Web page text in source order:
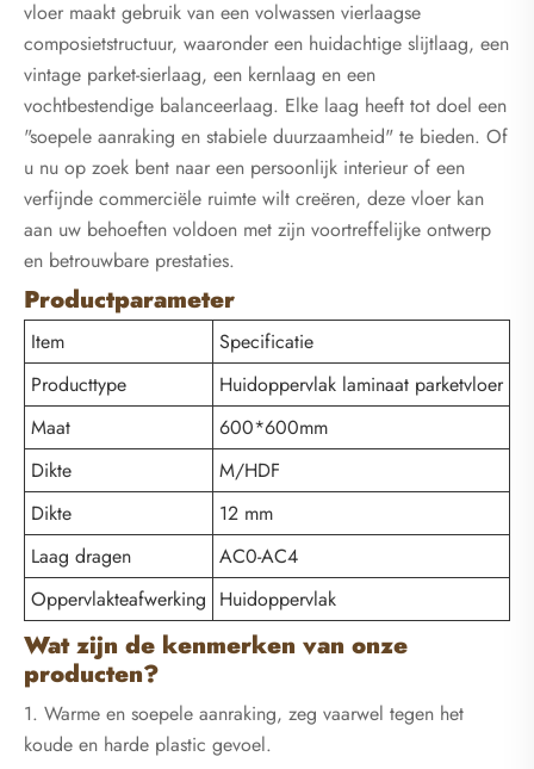
vloer maakt gebruik van een volwassen vierlaagse
composietstructuur, waaronder een huidachtige slijtlaag, een
vintage parket-sierlaag, een kernlaag en een
vochtbestendige balanceerlaag. Elke laag heeft tot doel een
"soepele aanraking en stabiele duurzaamheid" te bieden. Of
u nu op zoek bent naar een persoonlijk interieur of een
verfijnde commerciële ruimte wilt creëren, deze vloer kan
aan uw behoeften voldoen met zijn voortreffelijke ontwerp
en betrouwbare prestaties.
Productparameter
Item
Specificatie
Producttype
Huidoppervlak laminaat parketvloer
Maat
600*600mm
Dikte
M/HDF
Dikte
12 mm
Laag dragen
AC0-AC4
Oppervlakteafwerking Huidoppervlak
Wat zijn de kenmerken van onze
producten?
1. Warme en soepele aanraking, zeg vaarwel tegen het
koude en harde plastic gevoel.